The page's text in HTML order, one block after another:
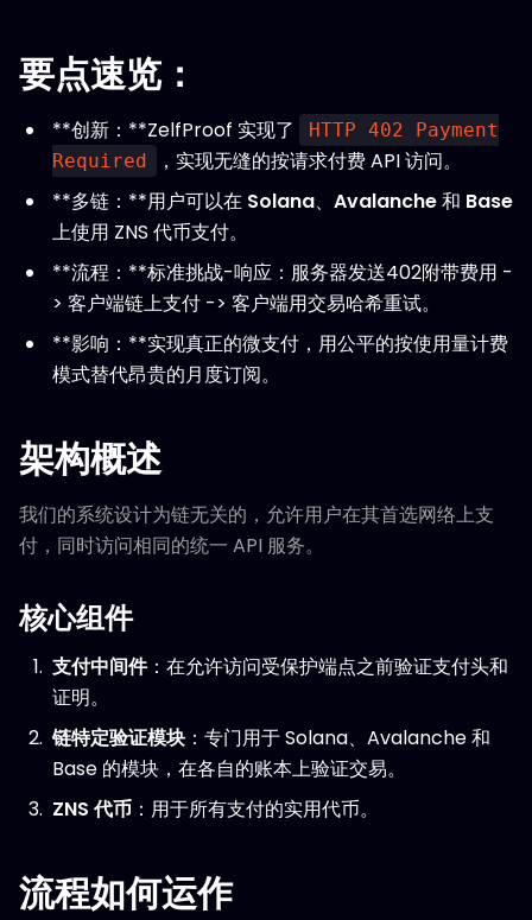
要点速览：
**创新：**ZelfProof 实现了
HTTP 402 Payment
Required
，实现无缝的按请求付费 API 访问。
**多链：**用户可以在 Solana、 Avalanche和 Base
上使用 ZNS 代币支付。
**流程：**标准挑战-响应：服务器发送402附带费用 -
> 客户端链上支付 -> 客户端用交易哈希重试。
**影响：**实现真正的微支付，用公平的按使用量计费
模式替代昂贵的月度订阅。
架构概述
我们的系统设计为链无关的，允许用户在其首选网络上支
付，同时访问相同的统一 API 服务。
核心组件
支付中间件：在允许访问受保护端点之前验证支付头和
证明。
链特定验证模块 ：专门用于 Solana、Avalanche 和
Base 的模块，在各自的账本上验证交易。
ZNS 代币 ：用于所有支付的实用代币。
流程如何运作